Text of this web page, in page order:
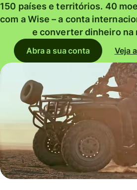
150 países e territórios. 40
com a Wise – a conta
e converter dinheiro na
Abra a sua conta Veja